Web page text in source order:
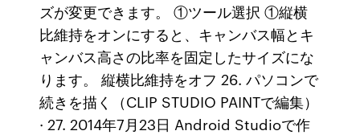
ズが変更できます。 ①ツール選択 ①縦横
比維持をオンにすると、キャンバス幅とキ
ャンバス高さの比率を固定したサイズにな
ります。 縦横比維持をオフ 26. パソコンで
続きを描く（CLIP STUDIO PAINTで編集）
· 27. 2014年7月23日 Android Studioで作